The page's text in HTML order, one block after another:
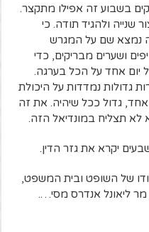
בשבוע זה אפילו מתקצר.
שנייה ולהגיד תודה. כי
כבוד השופט, כבר 13 שנה נמצא שם על המגרש
ושערים מבריקים, כדי
יום אחד על הכל בערגה.
גדולות נמדדות על היכולת
אחד, גדול ככל שיהיה. את זה
לא תצליח במונדיאל הזה.
יקרא את גזר הדין.
של השופט ובית המשפט,
ליאונל אנדרס מסי….